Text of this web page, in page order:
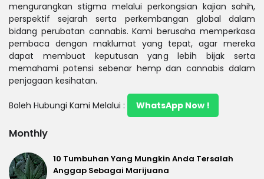
mengurangkan stigma melalui perkongsian kajian sahih,
perspektif sejarah serta perkembangan global dalam
bidang perubatan cannabis. Kami berusaha memperkasa
pembaca dengan maklumat yang tepat, agar mereka
dapat membuat keputusan yang lebih bijak serta
memahami potensi sebenar hemp dan cannabis dalam
penjagaan kesihatan.
Boleh Hubungi Kami Melalui : WhatsApp Now !
Monthly
10 Tumbuhan Yang Mungkin Anda Tersalah
Anggap Sebagai Marijuana